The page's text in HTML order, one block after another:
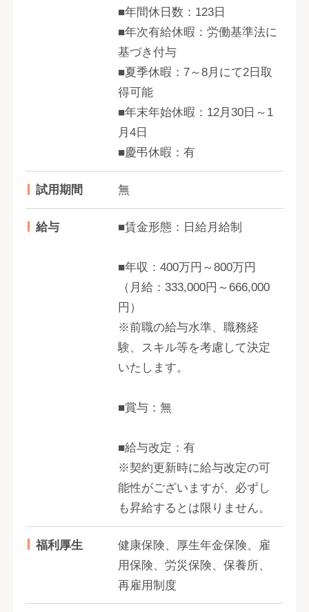
■年間休日数：123日
■年次有給休暇：労働基準法に
基づき付与
■夏季休暇：7～8月にて2日取
得可能
■年末年始休暇：12月30日～1
月4日
■慶弔休暇：有
試用期間 無
給与 ■賃金形態：日給月給制
■年収：400万円～800万円
（月給：333,000円～666,000
円）
※前職の給与水準、職務経
験、スキル等を考慮して決定
いたします。
■賞与：無
■給与改定：有
※契約更新時に給与改定の可
能性がございますが、必ずし
も昇給するとは限りません。
福利厚生
健康保険、厚生年金保険、雇
用保険、労災保険、保養所、
再雇用制度